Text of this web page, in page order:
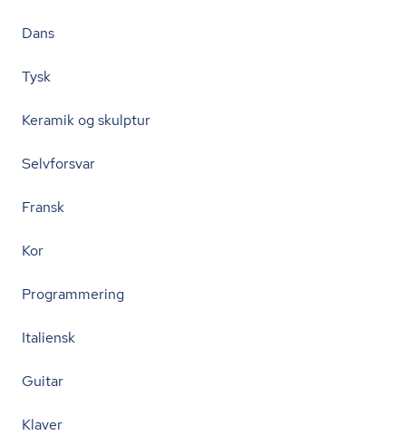
Dans
Tysk
Keramik og skulptur
Selvforsvar
Fransk
Kor
Programmering
Italiensk
Guitar
Klaver